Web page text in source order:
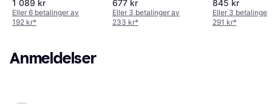
1 089 kr
Eller 6 betalinger av
192 kr*
677 kr
Eller 3 betalinger av
233 kr*
845 kr
Eller 3 betalinger
291 kr*
Anmeldelser